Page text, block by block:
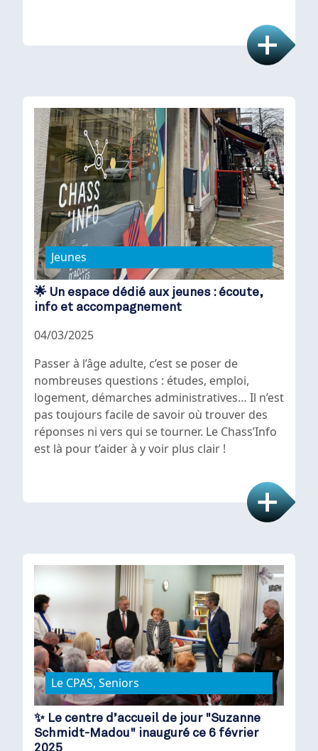
Jeunes
🌟 Un espace dédié aux jeunes : écoute,
info et accompagnement
04/03/2025
Passer à l’âge adulte, c’est se poser de
nombreuses questions : études, emploi,
logement, démarches administratives… Il n’est
pas toujours facile de savoir où trouver des
réponses ni vers qui se tourner. Le Chass’Info
est là pour t’aider à y voir plus clair !
Le CPAS, Seniors
✨ Le centre d’accueil de jour "Suzanne
Schmidt-Madou" inauguré ce 6 février
2025